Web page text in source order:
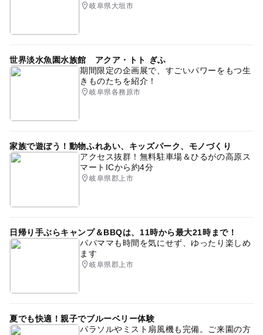
岐阜県大垣市
世界淡水魚園水族館 アクア・トト ぎふ
期間限定の企画展で、すごいパワーをもつ生
きものたちを紹介！
岐阜県各務原市
家族で遊ぼう！動物ふれあい、キッズパーク、モノづくり
アクセス抜群！無料駐車場＆ひるがの高原ス
マートICから約4分
岐阜県郡上市
日帰り手ぶらキャンプ＆BBQは、11時から最大21時まで！
パパママも時間を気にせず、ゆったり楽しめ
ます
岐阜県郡上市
夏でも快適！親子でブルーベリー体験
パラソルやミスト扇風機も完備。ご来園の方